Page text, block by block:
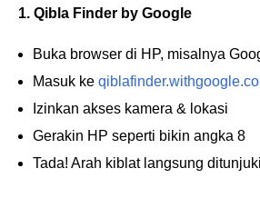
1. Qibla Finder by Google
Buka browser di HP, misalnya
Masuk ke
Izinkan akses kamera & lokasi
Gerakin HP seperti bikin angka 8
Tada! Arah kiblat langsung